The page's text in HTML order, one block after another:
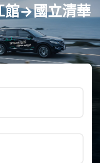
館→國立清華